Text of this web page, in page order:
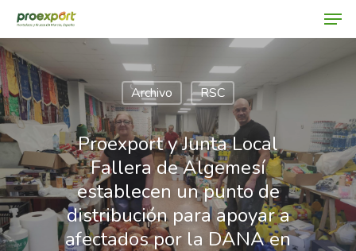
Hit enter to search or ESC to close
Archivo RSC
Proexport y Junta Local
Fallera de Algemesí
establecen un punto de
distribución para apoyar a
afectados por la DANA en